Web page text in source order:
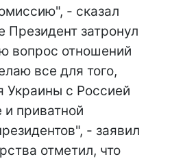
- сказал
затронул
вопрос отношений
все для того,
Украины с Россией
и приватной
- заявил
отметил, что